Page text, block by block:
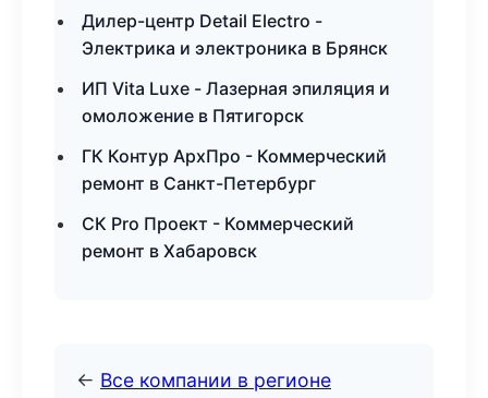
Дилер-центр Detail Electro -
Электрика и электроника в Брянск
ИП Vita Luxe - Лазерная эпиляция и
омоложение в Пятигорск
ГК Контур АрхПро - Коммерческий
ремонт в Санкт-Петербург
СК Pro Проект - Коммерческий
ремонт в Хабаровск
← Все компании в регионе